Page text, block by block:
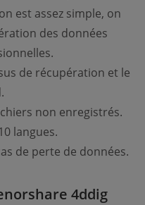
est assez simple, on
des données
de récupération et le
non enregistrés.
langues.
de perte de données.
4ddig